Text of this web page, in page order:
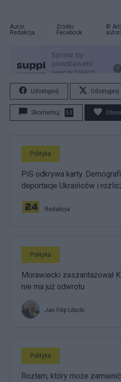
Autor:
Redakcja
Źródło:
Facebook
©
Udostępnij Udostępnij
Skomentuj 53
Polityka
PiS odkrywa karty.
deportacje Ukraińców i
Redakcja
Polityka
Morawiecki zaszantażował
nie ma już odwrotu
Jan Filip Libicki
Polityka
Rozłam, który może